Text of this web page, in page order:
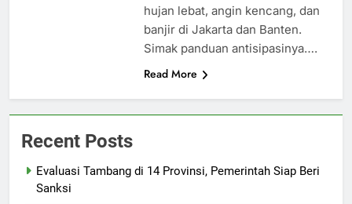
hujan lebat, angin kencang, dan
banjir di Jakarta dan Banten.
Simak panduan antisipasinya….
Read More
Recent Posts
Evaluasi Tambang di 14 Provinsi, Pemerintah Siap Beri
Sanksi